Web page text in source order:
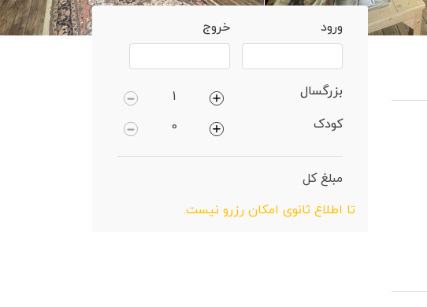
ورود خروج
بزرگسال
کودک
مبلغ کل
تا اطلاع ثانوی امکان رزرو نیست.